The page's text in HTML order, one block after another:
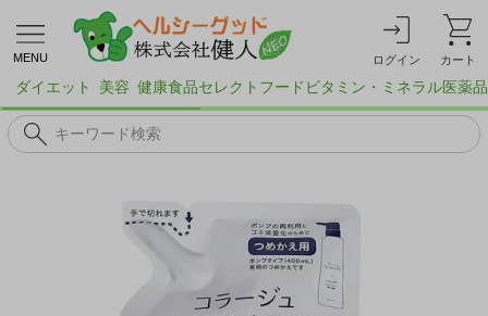
MENU ログイン カート
ダイエット 美容 健康食品セレクトフード ビタミン・ミネラル医薬品